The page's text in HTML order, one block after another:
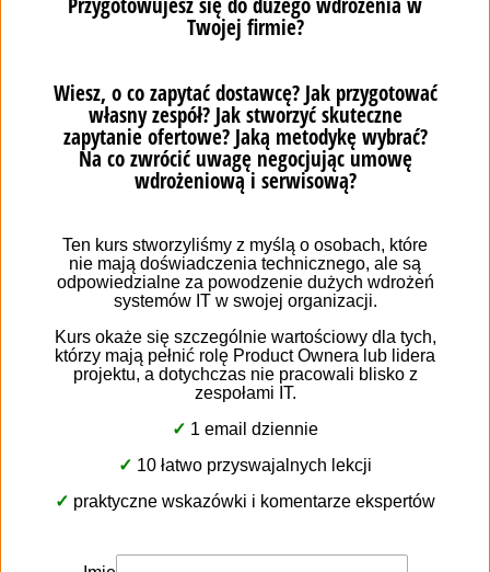
Tutaj wpisz swoją wiadomość...